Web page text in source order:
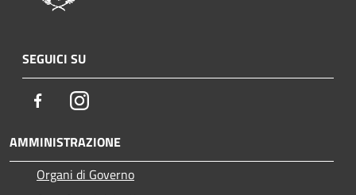
SEGUICI SU
FacebookInstagram
AMMINISTRAZIONE
Organi di Governo